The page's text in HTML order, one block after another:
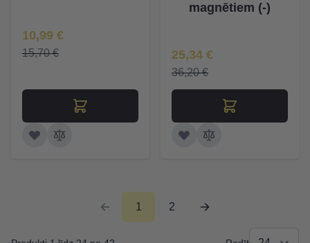
Īpaša Cena
10,99 €
15,70 €
magnētiem (-)
Īpaša Cena
25,34 €
36,20 €
1 2